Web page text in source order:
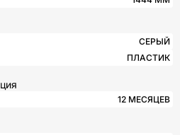
СЕРЫЙ
ПЛАСТИК
12 МЕСЯЦЕВ